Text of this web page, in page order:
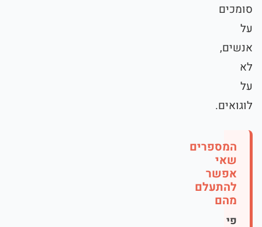
סומכים
על
אנשים,
לא
על
לוגואים.
המספרים
שאי
אפשר
להתעלם
מהם
פי